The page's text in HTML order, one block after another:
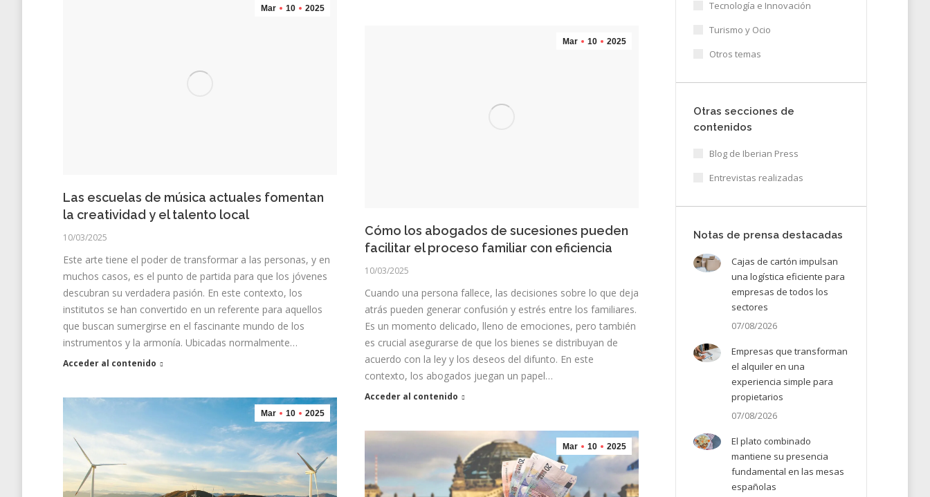
Mar 10 2025
Las escuelas de música actuales fomentan
la creatividad y el talento local
10/03/2025
Este arte tiene el poder de transformar a las personas, y en
muchos casos, es el punto de partida para que los jóvenes
descubran su verdadera pasión. En este contexto, los
institutos se han convertido en un referente para aquellos
que buscan sumergirse en el fascinante mundo de los
instrumentos y la armonía. Ubicadas normalmente…
Acceder al contenido
Mar 10 2025
Cómo los abogados de sucesiones pueden
facilitar el proceso familiar con eficiencia
10/03/2025
Cuando una persona fallece, las decisiones sobre lo que deja
atrás pueden generar confusión y estrés entre los familiares.
Es un momento delicado, lleno de emociones, pero también
es crucial asegurarse de que los bienes se distribuyan de
acuerdo con la ley y los deseos del difunto. En este
contexto, los abogados juegan un papel…
Acceder al contenido
Mar 10 2025
Mar 10 2025
Tecnología e Innovación
Turismo y Ocio
Otros temas
Otras secciones de
contenidos
Blog de Iberian Press
Entrevistas realizadas
Notas de prensa destacadas
Cajas de cartón impulsan
una logística eficiente para
empresas de todos los
sectores
07/08/2026
Empresas que transforman
el alquiler en una
experiencia simple para
propietarios
07/08/2026
El plato combinado
mantiene su presencia
fundamental en las mesas
españolas